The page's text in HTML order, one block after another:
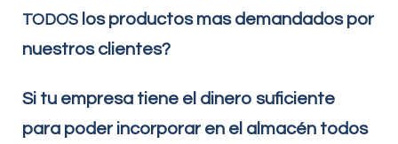
TODOS los productos mas demandados por
nuestros clientes?
Si tu empresa tiene el dinero suficiente
para poder incorporar en el almacén todos